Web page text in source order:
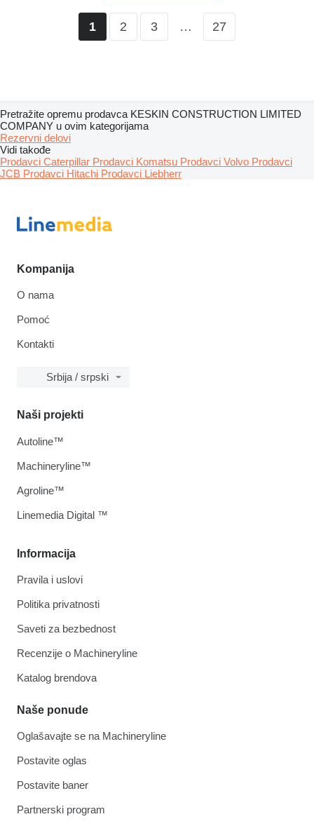
1 2 3 … 27
Pretražite opremu prodavca KESKIN CONSTRUCTION LIMITED
COMPANY u ovim kategorijama
Rezervni delovi
Vidi takođe
Prodavci Caterpillar Prodavci Komatsu Prodavci Volvo Prodavci
JCB Prodavci Hitachi Prodavci Liebherr
Kompanija
O nama
Pomoć
Kontakti
Srbija / srpski
Informacija
Pravila i uslovi
Politika privatnosti
Saveti za bezbednost
Recenzije o Machineryline
Katalog brendova
Naše ponude
Oglašavajte se na Machineryline
Postavite oglas
Postavite baner
Partnerski program
Naši projekti
Autoline™
Machineryline™
Agroline™
Linemedia Digital ™